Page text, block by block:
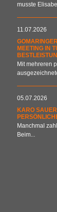
musste
11.07.2026
MEETING IN
Mit mehreren
05.07.2026
KARO
Manchmal
Beim...